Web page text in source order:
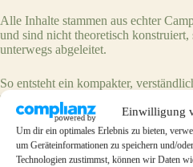
Einwilligung
Um dir ein optimales Erlebnis zu bieten,
um Geräteinformationen zu speichern und/
Technologien zustimmst, können wir Daten
Alle Inhalte stammen aus echter
und sind nicht theoretisch
unterwegs abgeleitet.
So entsteht ein kompakter,
unterstützt, deine Reisen
gestalten.
QuantityTitle*